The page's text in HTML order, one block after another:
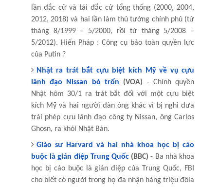
lần đắc cử và tái đắc cử tổng thống (2000, 2004,
2012, 2018) và hai lần làm thủ tướng chính phủ (từ
tháng 8/1999 – 5/2000, rồi từ tháng 5/2008 –
5/2012). Hiến Pháp : Công cụ bảo toàn quyền lực
của Putin ?
Nhật ra trát bắt cựu biệt kích Mỹ về vụ cựu
lãnh đạo Nissan bỏ trốn (VOA) - Chính quyền
Nhật hôm 30/1 ra trát bắt đối với một cựu biệt
kích Mỹ và hai người đàn ông khác vì bị nghi đưa
trái phép cựu lãnh đạo công ty Nissan, ông Carlos
Ghosn, ra khỏi Nhật Bản.
Giáo sư Harvard và hai nhà khoa học bị cáo
buộc là gián điệp Trung Quốc (BBC) - Ba nhà khoa
học bị cáo buộc là gián điệp của Trung Quốc, FBI
cho biết có người trong họ đã nhận hàng triệu đôla